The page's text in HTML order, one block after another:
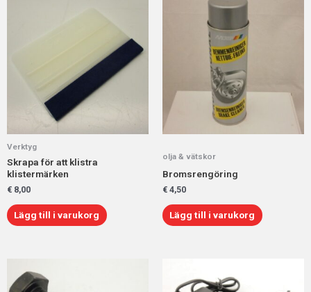
Verktyg
Skrapa för att klistra
klistermärken
€ 8,00
Lägg till i varukorg
olja & vätskor
Bromsrengöring
€ 4,50
Lägg till i varukorg